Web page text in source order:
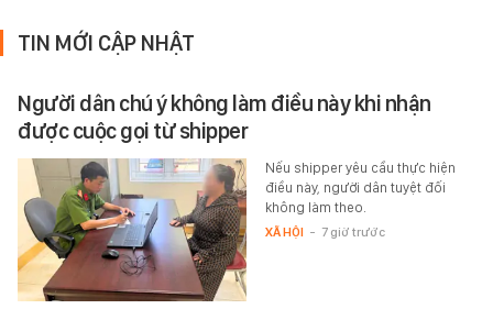
TIN MỚI CẬP NHẬT
Người dân chú ý không làm điều này khi nhận
được cuộc gọi từ shipper
Nếu shipper yêu cầu thực hiện
điều này, người dân tuyệt đối
không làm theo.
XÃ HỘI - 7 giờ trước